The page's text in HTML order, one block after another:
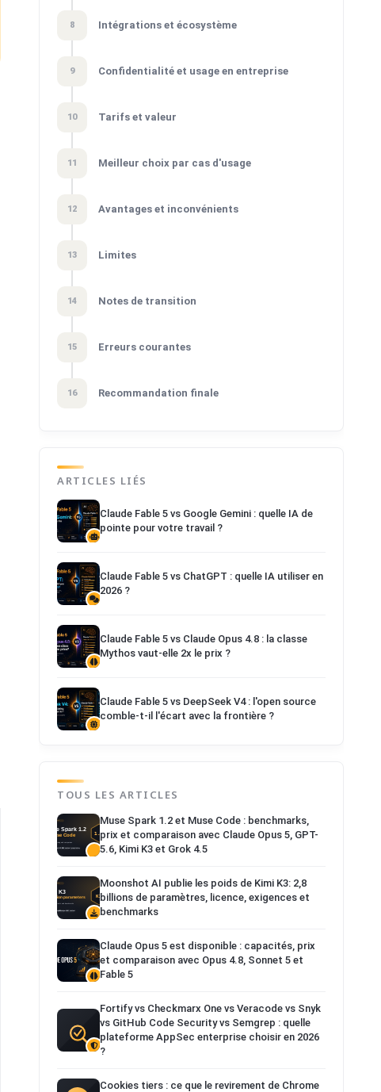
8 Intégrations et écosystème
9 Confidentialité et usage en entreprise
10 Tarifs et valeur
11 Meilleur choix par cas d'usage
12 Avantages et inconvénients
13 Limites
14 Notes de transition
15 Erreurs courantes
16 Recommandation finale
ARTICLES LIÉS
Claude Fable 5 vs Google Gemini : quelle IA de
pointe pour votre travail ?
Claude Fable 5 vs ChatGPT : quelle IA utiliser en
2026 ?
Claude Fable 5 vs Claude Opus 4.8 : la classe
Mythos vaut-elle 2x le prix ?
Claude Fable 5 vs DeepSeek V4 : l'open source
comble-t-il l'écart avec la frontière ?
TOUS LES ARTICLES
Muse Spark 1.2 et Muse Code : benchmarks,
prix et comparaison avec Claude Opus 5, GPT-
5.6, Kimi K3 et Grok 4.5
Moonshot AI publie les poids de Kimi K3: 2,8
billions de paramètres, licence, exigences et
benchmarks
Claude Opus 5 est disponible : capacités, prix
et comparaison avec Opus 4.8, Sonnet 5 et
Fable 5
Fortify vs Checkmarx One vs Veracode vs Snyk
vs GitHub Code Security vs Semgrep : quelle
plateforme AppSec enterprise choisir en 2026
?
Cookies tiers : ce que le revirement de Chrome